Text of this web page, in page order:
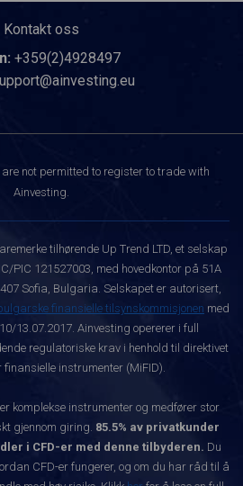
Kontakt oss
+359(2)4928497
are not permitted to register to trade with
Ainvesting.
tilhørende Up Trend LTD, et selskap
PIC 121527003, med hovedkontor på 51A
Sofia, Bulgaria. Selskapet er autorisert,
finansielle tilsynskommisjonen med
13.07.2017. Ainvesting opererer i full
regulatoriske krav i henhold til direktivet
finansielle instrumenter (MiFID).
er komplekse instrumenter og medfører stor
gjennom giring. 85.5% av privatkunder
i CFD-er med denne tilbyderen. Du
CFD-er fungerer, og om du har råd til å